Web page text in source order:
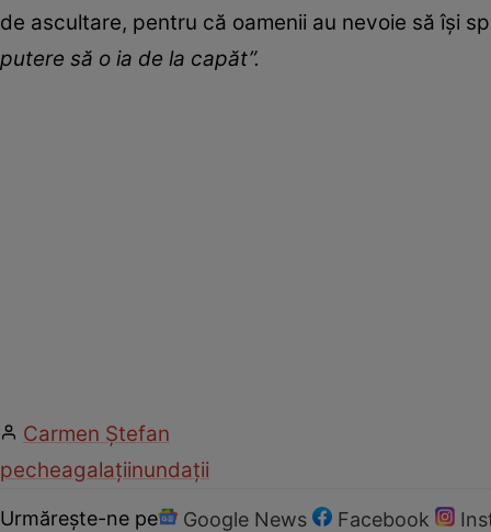
de ascultare, pentru că oamenii au nevoie să își
putere să o ia de la capăt”.
Carmen Ştefan
pecheagalațiinundații
Urmărește-ne pe Google News Facebook